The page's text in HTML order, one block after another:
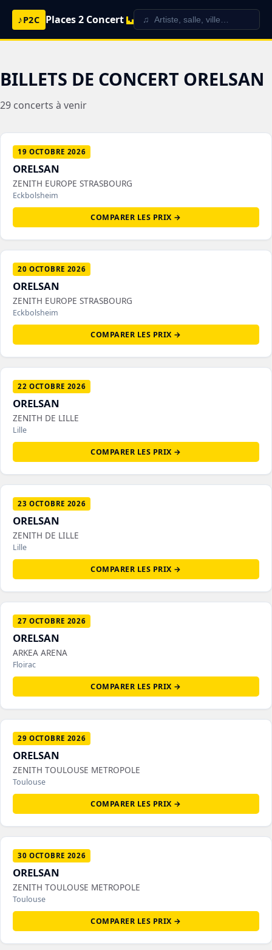
♪P2C Places 2 Concert
BILLETS DE CONCERT ORELSAN
29 concerts à venir
19 OCTOBRE 2026
ORELSAN
ZENITH EUROPE STRASBOURG
Eckbolsheim
COMPARER LES PRIX →
20 OCTOBRE 2026
ORELSAN
ZENITH EUROPE STRASBOURG
Eckbolsheim
COMPARER LES PRIX →
22 OCTOBRE 2026
ORELSAN
ZENITH DE LILLE
Lille
COMPARER LES PRIX →
23 OCTOBRE 2026
ORELSAN
ZENITH DE LILLE
Lille
COMPARER LES PRIX →
27 OCTOBRE 2026
ORELSAN
ARKEA ARENA
Floirac
COMPARER LES PRIX →
29 OCTOBRE 2026
ORELSAN
ZENITH TOULOUSE METROPOLE
Toulouse
COMPARER LES PRIX →
30 OCTOBRE 2026
ORELSAN
ZENITH TOULOUSE METROPOLE
Toulouse
COMPARER LES PRIX →